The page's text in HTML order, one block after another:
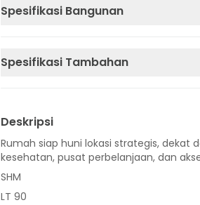
Spesifikasi Bangunan
Spesifikasi Tambahan
Deskripsi
Rumah siap huni lokasi strategis, dekat
kesehatan, pusat perbelanjaan, dan
SHM
LT 90